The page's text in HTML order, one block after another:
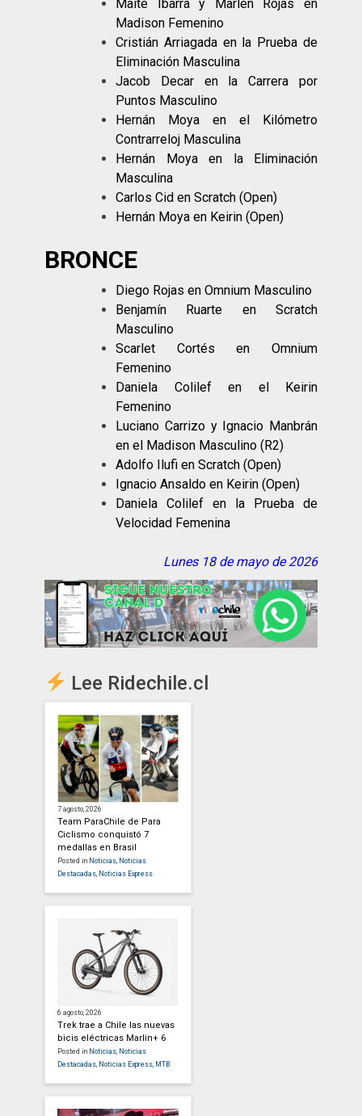
Maite Ibarra y Marlén Rojas en
Madison Femenino
Cristián Arriagada en la Prueba de
Eliminación Masculina
Jacob Decar en la Carrera por
Puntos Masculino
Hernán Moya en el Kilómetro
Contrarreloj Masculina
Hernán Moya en la Eliminación
Masculina
Carlos Cid en Scratch (Open)
Hernán Moya en Keirin (Open)
BRONCE
Diego Rojas en Omnium Masculino
Benjamín Ruarte en Scratch
Masculino
Scarlet Cortés en Omnium
Femenino
Daniela Colilef en el Keirin
Femenino
Luciano Carrizo y Ignacio Manbrán
en el Madison Masculino (R2)
Adolfo Ilufi en Scratch (Open)
Ignacio Ansaldo en Keirin (Open)
Daniela Colilef en la Prueba de
Velocidad Femenina
Lunes 18 de mayo de 2026
Lee Ridechile.cl
7 agosto, 2026
Team ParaChile de Para
Ciclismo conquistó 7
medallas en Brasil
Posted in Noticias Noticias
Destacadas Noticias Express
6 agosto, 2026
Trek trae a Chile las nuevas
bicis eléctricas Marlin+ 6
Posted in Noticias Noticias
Destacadas Noticias Express MTB